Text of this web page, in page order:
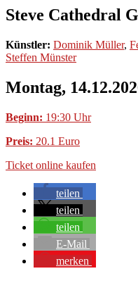
Steve Cathedral
Künstler: Dominik Müller,
Steffen Münster
Montag,
Beginn: 19:30 Uhr
Preis: 20.1 Euro
Ticket online kaufen
teilen
teilen
teilen
E-Mail
merken